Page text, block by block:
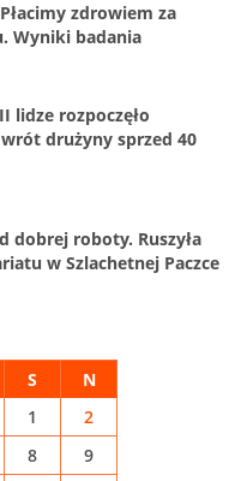
zdrowiem za
Wyniki badania
lidze rozpoczęło
drużyny sprzed 40
dobrej roboty. Ruszyła
w Szlachetnej Paczce
S N
1
2
8
9